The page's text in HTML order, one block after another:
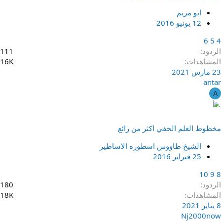
ابو مريم
12 يونيو 2016
4
5
6
الردود
111
المشاهدات
16K
23 مارس 2021
antar
A
مخطوط العلم الخفي اكثر من رائع
الشيخ طاووس اسطوره الاساطير
25 فبراير 2016
8
9
10
الردود
180
المشاهدات
18K
8 يناير 2021
Nj2000now